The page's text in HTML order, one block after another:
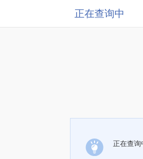
正在查询中
正在查询